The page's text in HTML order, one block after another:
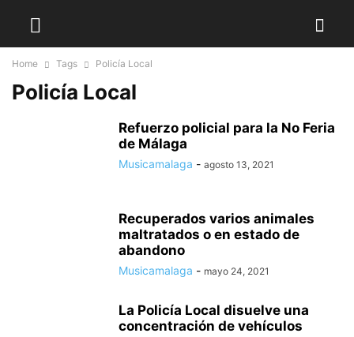
Home Tags Policía Local
Policía Local
Refuerzo policial para la No Feria
de Málaga
Musicamalaga - agosto 13, 2021
Recuperados varios animales
maltratados o en estado de
abandono
Musicamalaga - mayo 24, 2021
La Policía Local disuelve una
concentración de vehículos